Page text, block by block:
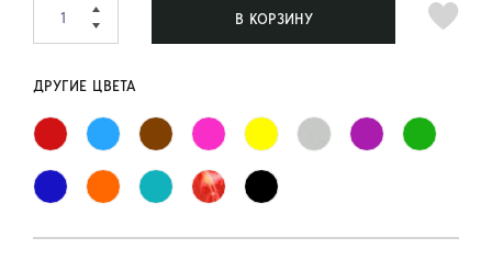
В КОРЗИНУ
ДРУГИЕ ЦВЕТА